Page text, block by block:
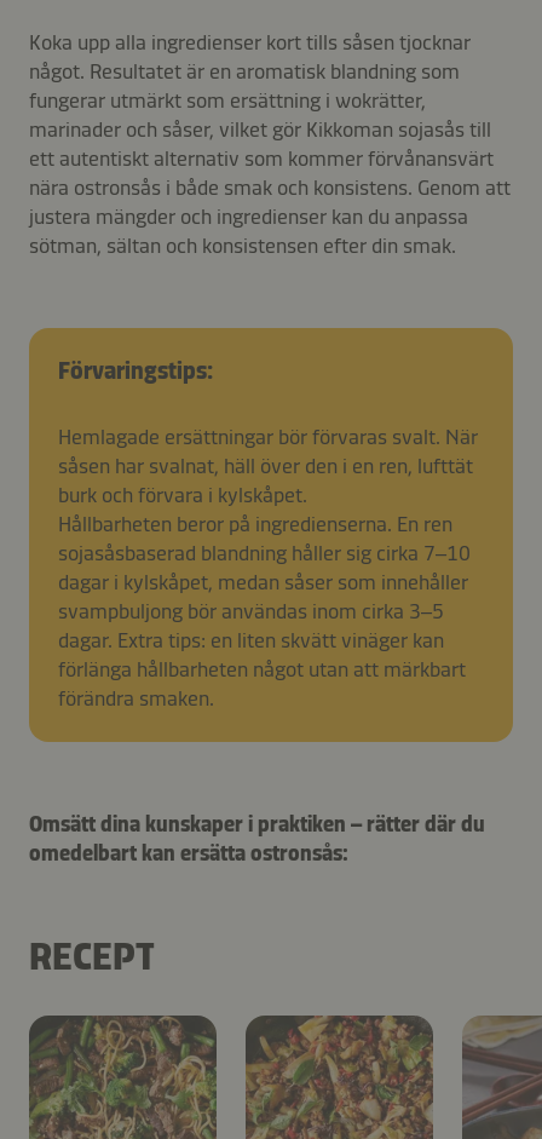
Koka upp alla ingredienser kort tills såsen tjocknar
något. Resultatet är en aromatisk blandning som
fungerar utmärkt som ersättning i wokrätter,
marinader och såser, vilket gör Kikkoman sojasås till
ett autentiskt alternativ som kommer förvånansvärt
nära ostronsås i både smak och konsistens. Genom att
justera mängder och ingredienser kan du anpassa
sötman, sältan och konsistensen efter din smak.
Förvaringstips:
Hemlagade ersättningar bör förvaras svalt. När
såsen har svalnat, häll över den i en ren, lufttät
burk och förvara i kylskåpet.
Hållbarheten beror på ingredienserna. En ren
sojasåsbaserad blandning håller sig cirka 7–10
dagar i kylskåpet, medan såser som innehåller
svampbuljong bör användas inom cirka 3–5
dagar. Extra tips: en liten skvätt vinäger kan
förlänga hållbarheten något utan att märkbart
förändra smaken.
Omsätt dina kunskaper i praktiken – rätter där du
omedelbart kan ersätta ostronsås:
RECEPT